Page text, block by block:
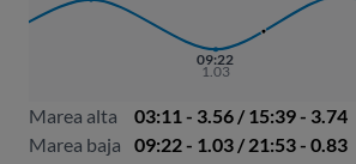
09:22
1.03
Marea alta
03:11 - 3.56 / 15:39 - 3.74
Marea baja
09:22 - 1.03 / 21:53 - 0.83